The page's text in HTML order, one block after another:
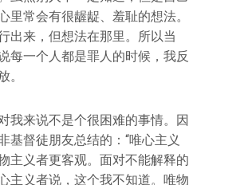
里常会有很龌龊、羞耻的想法。
出来，但想法在那里。所以当
每一个人都是罪人的时候，我反
。
我来说不是个很困难的事情。因
基督徒朋友总结的：“唯心主义
主义者更客观。面对不能解释的
主义者说，这个我不知道。唯物